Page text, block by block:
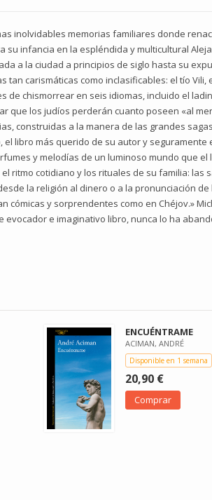
inolvidables memorias familiares donde
su infancia en la espléndida y multicultural
a la ciudad a principios de siglo hasta su
tan carismáticas como inclasificables: el tío
de chismorrear en seis idiomas, incluido el
que los judíos perderán cuanto poseen «al
construidas a la manera de las grandes
libro más querido de su autor y
y melodías de un luminoso mundo que
ritmo cotidiano y los rituales de su familia:
la religión al dinero o a la pronunciación
cómicas y sorprendentes como en Chéjov.»
evocador e imaginativo libro, nunca lo ha
ENCUÉNTRAME
ACIMAN, ANDRÉ
Disponible en 1 semana
20,90 €
Comprar